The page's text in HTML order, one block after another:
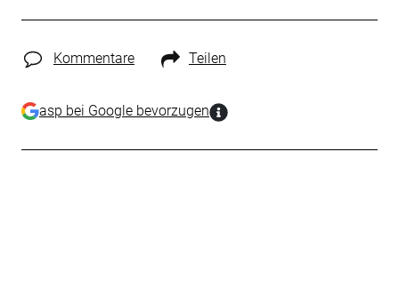
Kommentare Teilen
asp bei Google bevorzugen